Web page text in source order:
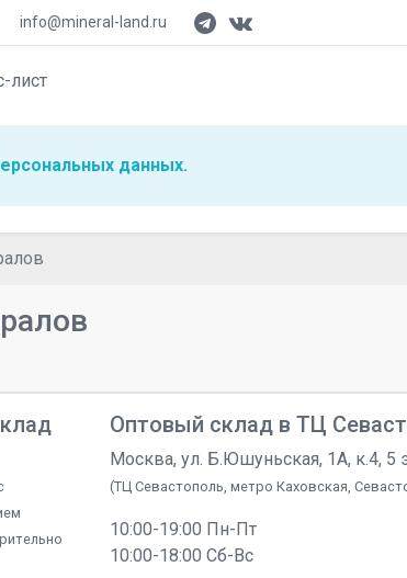
info@mineral-land.ru
лист
данных.
Оптовый склад в ТЦ
Москва, ул. Б.Юшуньская, 1А, к.4, 5
(ТЦ Севастополь, метро Каховская,
10:00-19:00 Пн-Пт
10:00-18:00 Сб-Вс